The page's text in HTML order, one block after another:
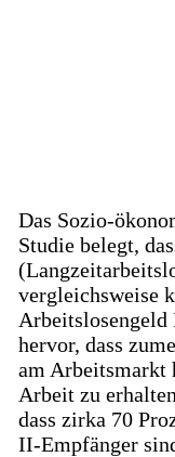
Das Sozio-
Studie belegt,
vergleichsweise
Arbeitslosengeld
hervor, dass
am Arbeitsmarkt
Arbeit zu
dass zirka 70
II-Empfänger